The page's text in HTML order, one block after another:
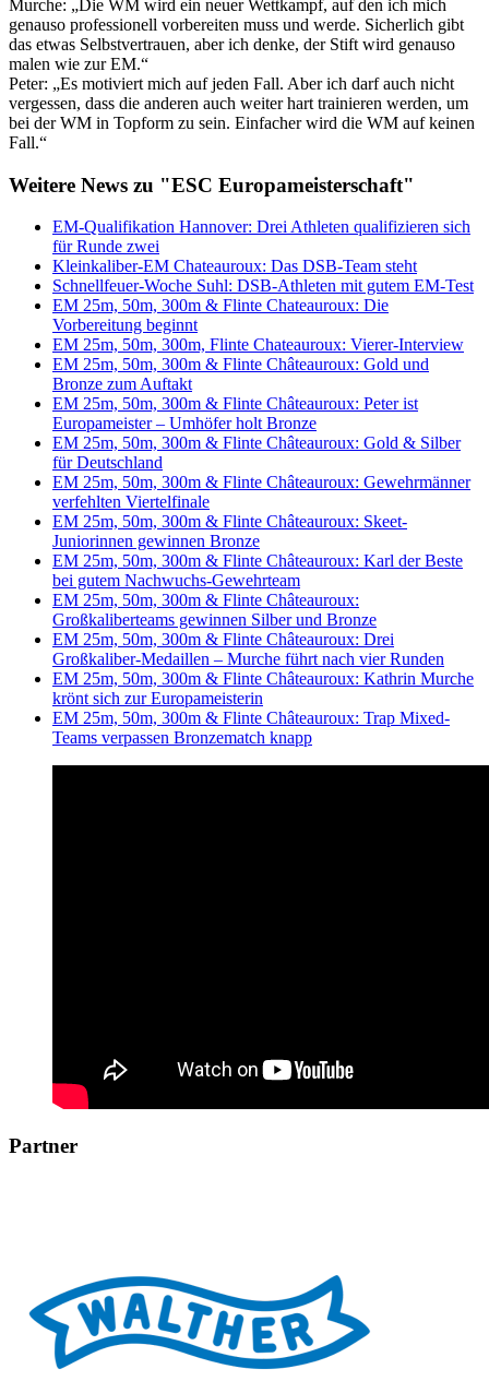
Murche: „Die WM wird ein neuer Wettkampf, auf den ich mich
genauso professionell vorbereiten muss und werde. Sicherlich gibt
das etwas Selbstvertrauen, aber ich denke, der Stift wird genauso
malen wie zur EM.“
Peter: „Es motiviert mich auf jeden Fall. Aber ich darf auch nicht
vergessen, dass die anderen auch weiter hart trainieren werden, um
bei der WM in Topform zu sein. Einfacher wird die WM auf keinen
Fall.“
Weitere News zu "ESC Europameisterschaft"
EM-Qualifikation Hannover: Drei Athleten qualifizieren sich
für Runde zwei
Kleinkaliber-EM Chateauroux: Das DSB-Team steht
Schnellfeuer-Woche Suhl: DSB-Athleten mit gutem EM-Test
EM 25m, 50m, 300m & Flinte Chateauroux: Die
Vorbereitung beginnt
EM 25m, 50m, 300m, Flinte Chateauroux: Vierer-Interview
EM 25m, 50m, 300m & Flinte Châteauroux: Gold und
Bronze zum Auftakt
EM 25m, 50m, 300m & Flinte Châteauroux: Peter ist
Europameister – Umhöfer holt Bronze
EM 25m, 50m, 300m & Flinte Châteauroux: Gold & Silber
für Deutschland
EM 25m, 50m, 300m & Flinte Châteauroux: Gewehrmänner
verfehlten Viertelfinale
EM 25m, 50m, 300m & Flinte Châteauroux: Skeet-
Juniorinnen gewinnen Bronze
EM 25m, 50m, 300m & Flinte Châteauroux: Karl der Beste
bei gutem Nachwuchs-Gewehrteam
EM 25m, 50m, 300m & Flinte Châteauroux:
Großkaliberteams gewinnen Silber und Bronze
EM 25m, 50m, 300m & Flinte Châteauroux: Drei
Großkaliber-Medaillen – Murche führt nach vier Runden
EM 25m, 50m, 300m & Flinte Châteauroux: Kathrin Murche
krönt sich zur Europameisterin
EM 25m, 50m, 300m & Flinte Châteauroux: Trap Mixed-
Teams verpassen Bronzematch knapp
Partner